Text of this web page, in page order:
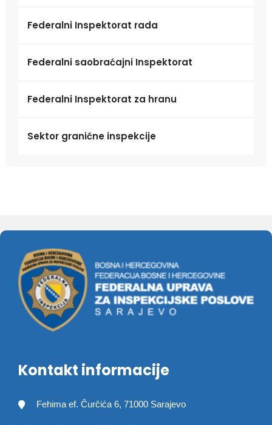
Federalni Inspektorat rada
Federalni saobraćajni Inspektorat
Federalni Inspektorat za hranu
Sektor granične inspekcije
Kontakt informacije
Fehima ef. Čurčića 6, 71000 Sarajevo